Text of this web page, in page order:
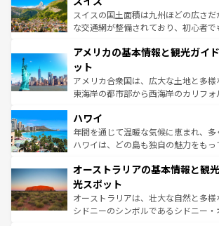
を参照してほしい。
ドイツ情報はコンテンツ一覧を参照
ティー、ビール好きにはたまらない
戦など、本場だからこそできる体験
ンツ一覧を参照してほしい。
スイスの国土面積は九州ほどの広さ
な交通網が整備されており、初心者
の建物がそのまま残る町や、スイスな
博物館もあり、アルプス観光だけでな
ことができる。国民の所得が高いため
者向けの交通パス提供のサービスも
着のスイス情報は
アメリカの基本情報と観光ガイ
ット
アメリカ合衆国は、広大な土地と多様
東海岸の都市部から西海岸のカリフ
のような巨大都市は、観光、ショッピ
ンメントが詰まった刺激的なスポッ
西部には大自然が広がり、グランド
部のニューオーリンズでは、音楽と美
文化が魅力。旅行者はアメリカの各地
しみながら、その多様性と豊かな歴史
るだろう。車でのロードトリップや列
ハワイ
年間を通じて温暖な気候に恵まれ、
ハワイは、どの島も独自の魅力をも
ワイ島は見逃せない。また、定番の観
島だが、静かな自然を求めるならマウ
おすすめ。エメラルドグリーンに輝く
文化や歴史が息づいている。「アロ
オーストラリアの基本情報と観
光スポット
オーストラリアは、壮大な自然と多様
シドニーのシンボルであるシドニー